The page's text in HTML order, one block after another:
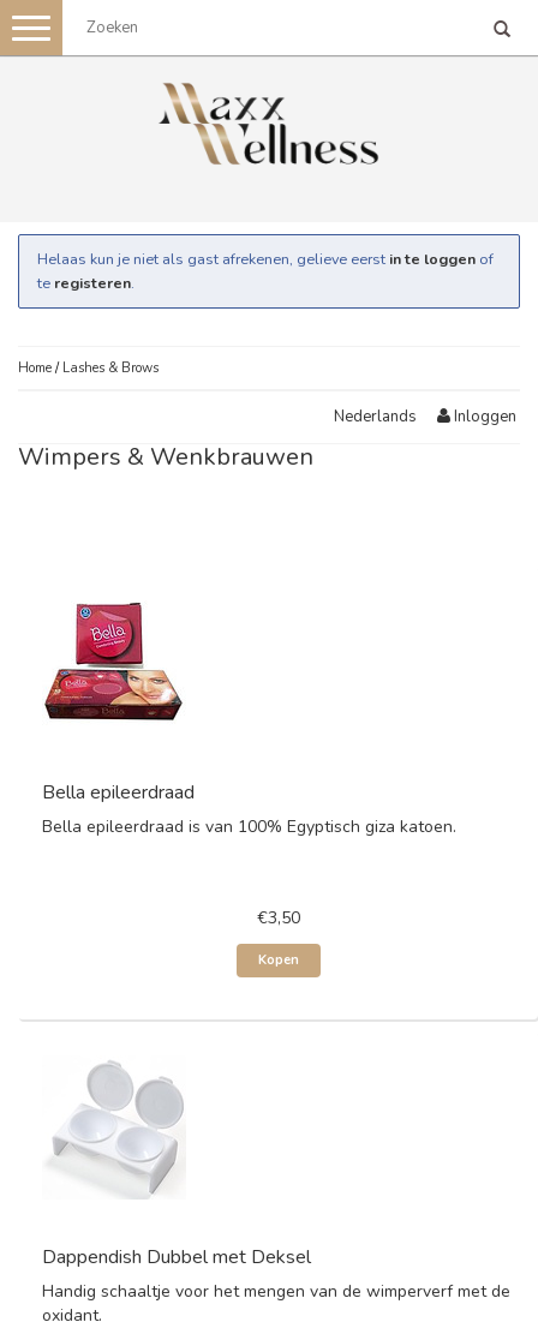
Toggle
navigation
Helaas kun je niet als gast afrekenen, gelieve eerst in te loggen of
te registeren.
Home / Lashes & Brows
Nederlands Inloggen
Wimpers & Wenkbrauwen
Bella epileerdraad
Bella epileerdraad is van 100% Egyptisch giza katoen.
€3,50
Kopen
Dappendish Dubbel met Deksel
Handig schaaltje voor het mengen van de wimperverf met de
oxidant.